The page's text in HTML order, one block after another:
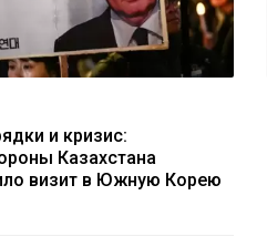
и кризис:
Казахстана
визит в Южную Корею